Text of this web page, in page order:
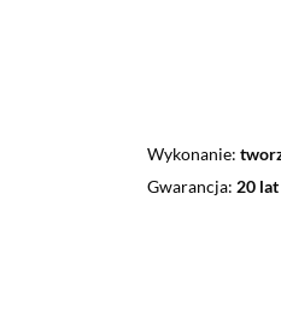
Wykonanie
Gwarancja 20 lat